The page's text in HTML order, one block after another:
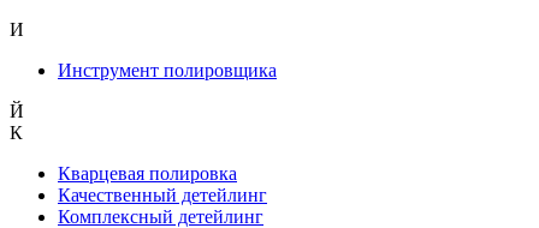
И
Инструмент полировщика
Й
К
Кварцевая полировка
Качественный детейлинг
Комплексный детейлинг